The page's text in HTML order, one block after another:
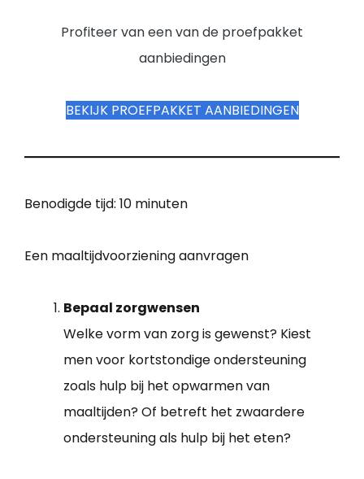
Profiteer van een van de proefpakket
aanbiedingen
BEKIJK PROEFPAKKET AANBIEDINGEN
Benodigde tijd: 10 minuten
Een maaltijdvoorziening aanvragen
Bepaal zorgwensen
Welke vorm van zorg is gewenst? Kiest
men voor kortstondige ondersteuning
zoals hulp bij het opwarmen van
maaltijden? Of betreft het zwaardere
ondersteuning als hulp bij het eten?